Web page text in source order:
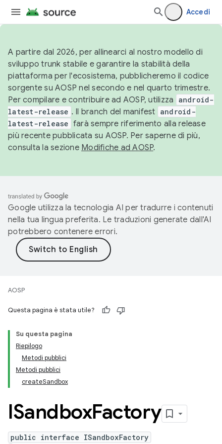
Accedi
A partire dal 2026, per allinearci al nostro modello di
sviluppo trunk stabile e garantire la stabilità della
piattaforma per l'ecosistema, pubblicheremo il codice
sorgente su AOSP nel secondo e nel quarto trimestre.
Per compilare e contribuire ad AOSP, utilizza
android-
latest-release . Il branch del manifest android-
latest-release farà sempre riferimento alla release
più recente pubblicata su AOSP. Per saperne di più,
consulta la sezione Modifiche ad AOSP.
Google utilizza la tecnologia AI per tradurre i contenuti
nella tua lingua preferita. Le traduzioni generate dall'AI
potrebbero contenere errori.
AOSP
Questa pagina è stata utile?
Su questa pagina
Riepilogo
Metodi pubblici
Metodi pubblici
createSandbox
ISandboxFactory
public interface ISandboxFactory